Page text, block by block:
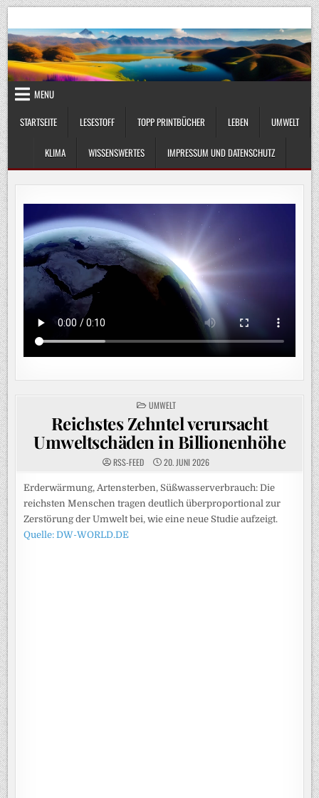
Skip
to
content
UmweltKlima.com
MENU
STARTSEITE
LESESTOFF TOPP PRINTBÜCHER LEBEN UMWELT
KLIMA WISSENSWERTES IMPRESSUM UND DATENSCHUTZ
POSTED
IN
UMWELT
Reichstes Zehntel verursacht
Umweltschäden in Billionenhöhe
RSS-FEED 20. JUNI 2026
Erderwärmung, Artensterben, Süßwasserverbrauch: Die
reichsten Menschen tragen deutlich überproportional zur
Zerstörung der Umwelt bei, wie eine neue Studie aufzeigt.
Quelle: DW-WORLD.DE